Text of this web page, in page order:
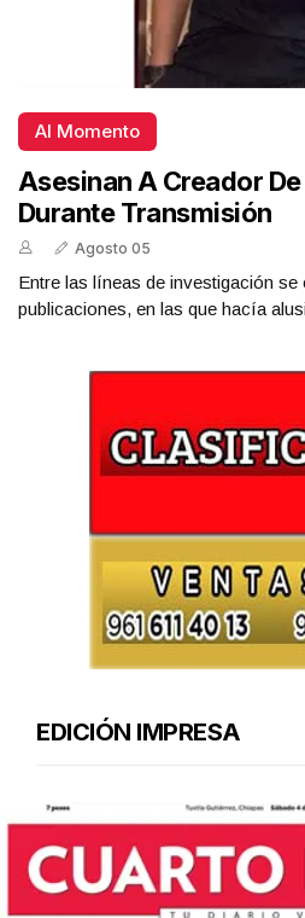
Al Momento
Asesinan A Creador
Durante Transmisión
Agosto 05
Entre las líneas de investigación se
publicaciones, en las que hacía
EDICIÓN IMPRESA